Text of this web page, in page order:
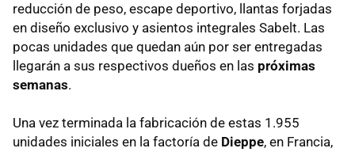
reducción de peso, escape deportivo, llantas forjadas
en diseño exclusivo y asientos integrales Sabelt. Las
pocas unidades que quedan aún por ser entregadas
llegarán a sus respectivos dueños en las próximas
semanas.
Una vez terminada la fabricación de estas 1.955
unidades iniciales en la factoría de Dieppe, en Francia,